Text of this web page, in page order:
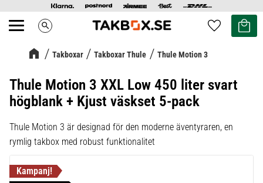
Meny search Favoriter
Kundvagn
Takboxar Takboxar Thule Thule Motion 3
Thule Motion 3 XXL Low 450 liter svart
högblank + Kjust väskset 5-pack
Thule Motion 3 är designad för den moderne äventyraren, en
rymlig takbox med robust funktionalitet